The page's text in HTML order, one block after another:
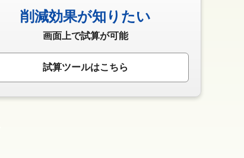
削減効果が知りたい
画面上で試算が可能
試算ツールはこちら